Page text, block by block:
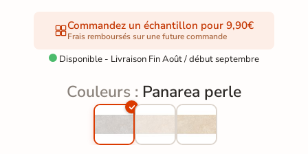
Commandez un échantillon pour 9,90€
Frais remboursés sur une future commande
 Disponible - Livraison Fin Août / début septembre
Couleurs : Panarea perle